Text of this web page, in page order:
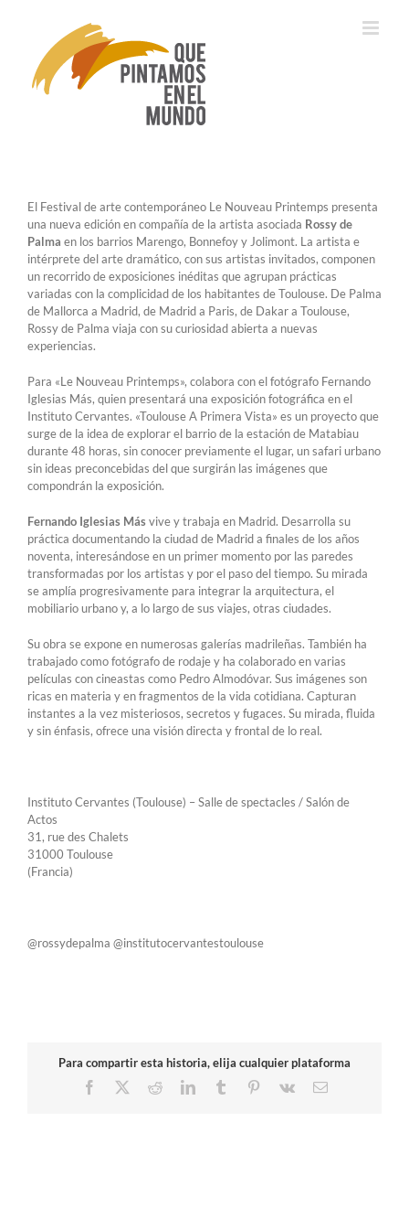
El Festival de arte contemporáneo Le Nouveau Printemps presenta
una nueva edición en compañía de la artista asociada Rossy de
Palma en los barrios Marengo, Bonnefoy y Jolimont. La artista e
intérprete del arte dramático, con sus artistas invitados, componen
un recorrido de exposiciones inéditas que agrupan prácticas
variadas con la complicidad de los habitantes de Toulouse. De Palma
de Mallorca a Madrid, de Madrid a Paris, de Dakar a Toulouse,
Rossy de Palma viaja con su curiosidad abierta a nuevas
experiencias.
Para «Le Nouveau Printemps», colabora con el fotógrafo Fernando
Iglesias Más, quien presentará una exposición fotográfica en el
Instituto Cervantes. «Toulouse A Primera Vista» es un proyecto que
surge de la idea de explorar el barrio de la estación de Matabiau
durante 48 horas, sin conocer previamente el lugar, un safari urbano
sin ideas preconcebidas del que surgirán las imágenes que
compondrán la exposición.
Fernando Iglesias Másvive y trabaja en Madrid. Desarrolla su
práctica documentando la ciudad de Madrid a finales de los años
noventa, interesándose en un primer momento por las paredes
transformadas por los artistas y por el paso del tiempo. Su mirada
se amplía progresivamente para integrar la arquitectura, el
mobiliario urbano y, a lo largo de sus viajes, otras ciudades.
Su obra se expone en numerosas galerías madrileñas. También ha
trabajado como fotógrafo de rodaje y ha colaborado en varias
películas con cineastas como Pedro Almodóvar. Sus imágenes son
ricas en materia y en fragmentos de la vida cotidiana. Capturan
instantes a la vez misteriosos, secretos y fugaces. Su mirada, fluida
y sin énfasis, ofrece una visión directa y frontal de lo real.
Instituto Cervantes (Toulouse) – Salle de spectacles / Salón de
Actos
31, rue des Chalets
31000 Toulouse
(Francia)
@rossydepalma @institutocervantestoulouse
Para compartir esta historia, elija cualquier plataforma
Facebook
RedditLinkedInTumblr Pinterest
Vk
Correo